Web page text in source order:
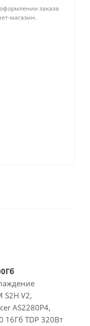
заказа
магазин.
S2H V2,
AS2280P4,
16Гб TDP 320Вт